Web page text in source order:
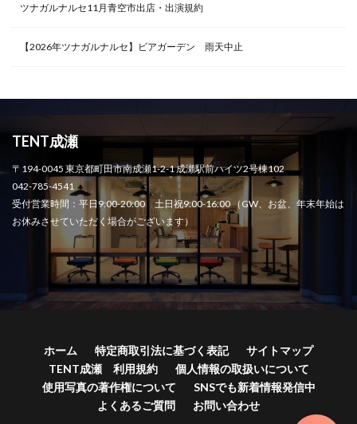
ツナガルナルセ11月青空市出店・出演規約
【2026年ツナガルナルセ】ビアガーデン 雨天中止
TENT成瀬
〒194-0045 東京都町田市南成瀬1-2-1 成瀬駅前ハイツ2号棟102
042-785-4541
受付営業時間：平日9:00-20:00 土日祝9:00-16:00 （GW、お盆、年末年始は
お休みさせていただく場合がございます）
ホーム 特定商取引法に基づく表記
サイトマップ
TENT成瀬 利用規約
個人情報の取扱いについて
使用写真の著作権について
SNSでも新着情報発信中
よくあるご質問
お問い合わせ